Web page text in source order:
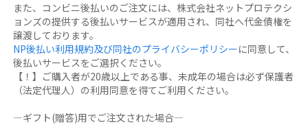
また、コンビニ後払いのご注文には、株式会社ネットプロテクシ
ョンズの提供する後払いサービスが適用され、同社へ代金債権を
譲渡しております。
NP後払い利用規約及び同社のプライバシーポリシーに同意して、
後払いサービスをご選択ください。
【！】ご購入者が20歳以上である事、未成年の場合は必ず保護者
（法定代理人）の利用同意を得てご利用ください。
―ギフト(贈答)用でご注文された場合―